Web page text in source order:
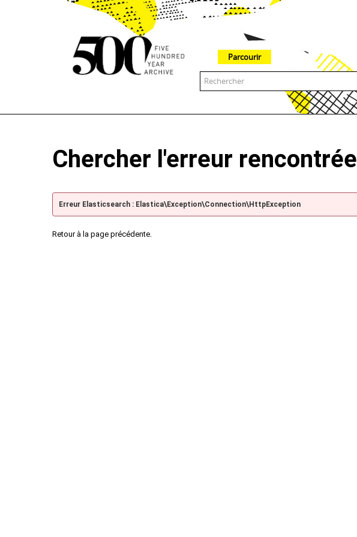
Parcourir
Chercher l'erreur rencontrée
Erreur Elasticsearch : Elastica\Exception\Connection\HttpException
Retour à la page précédente.